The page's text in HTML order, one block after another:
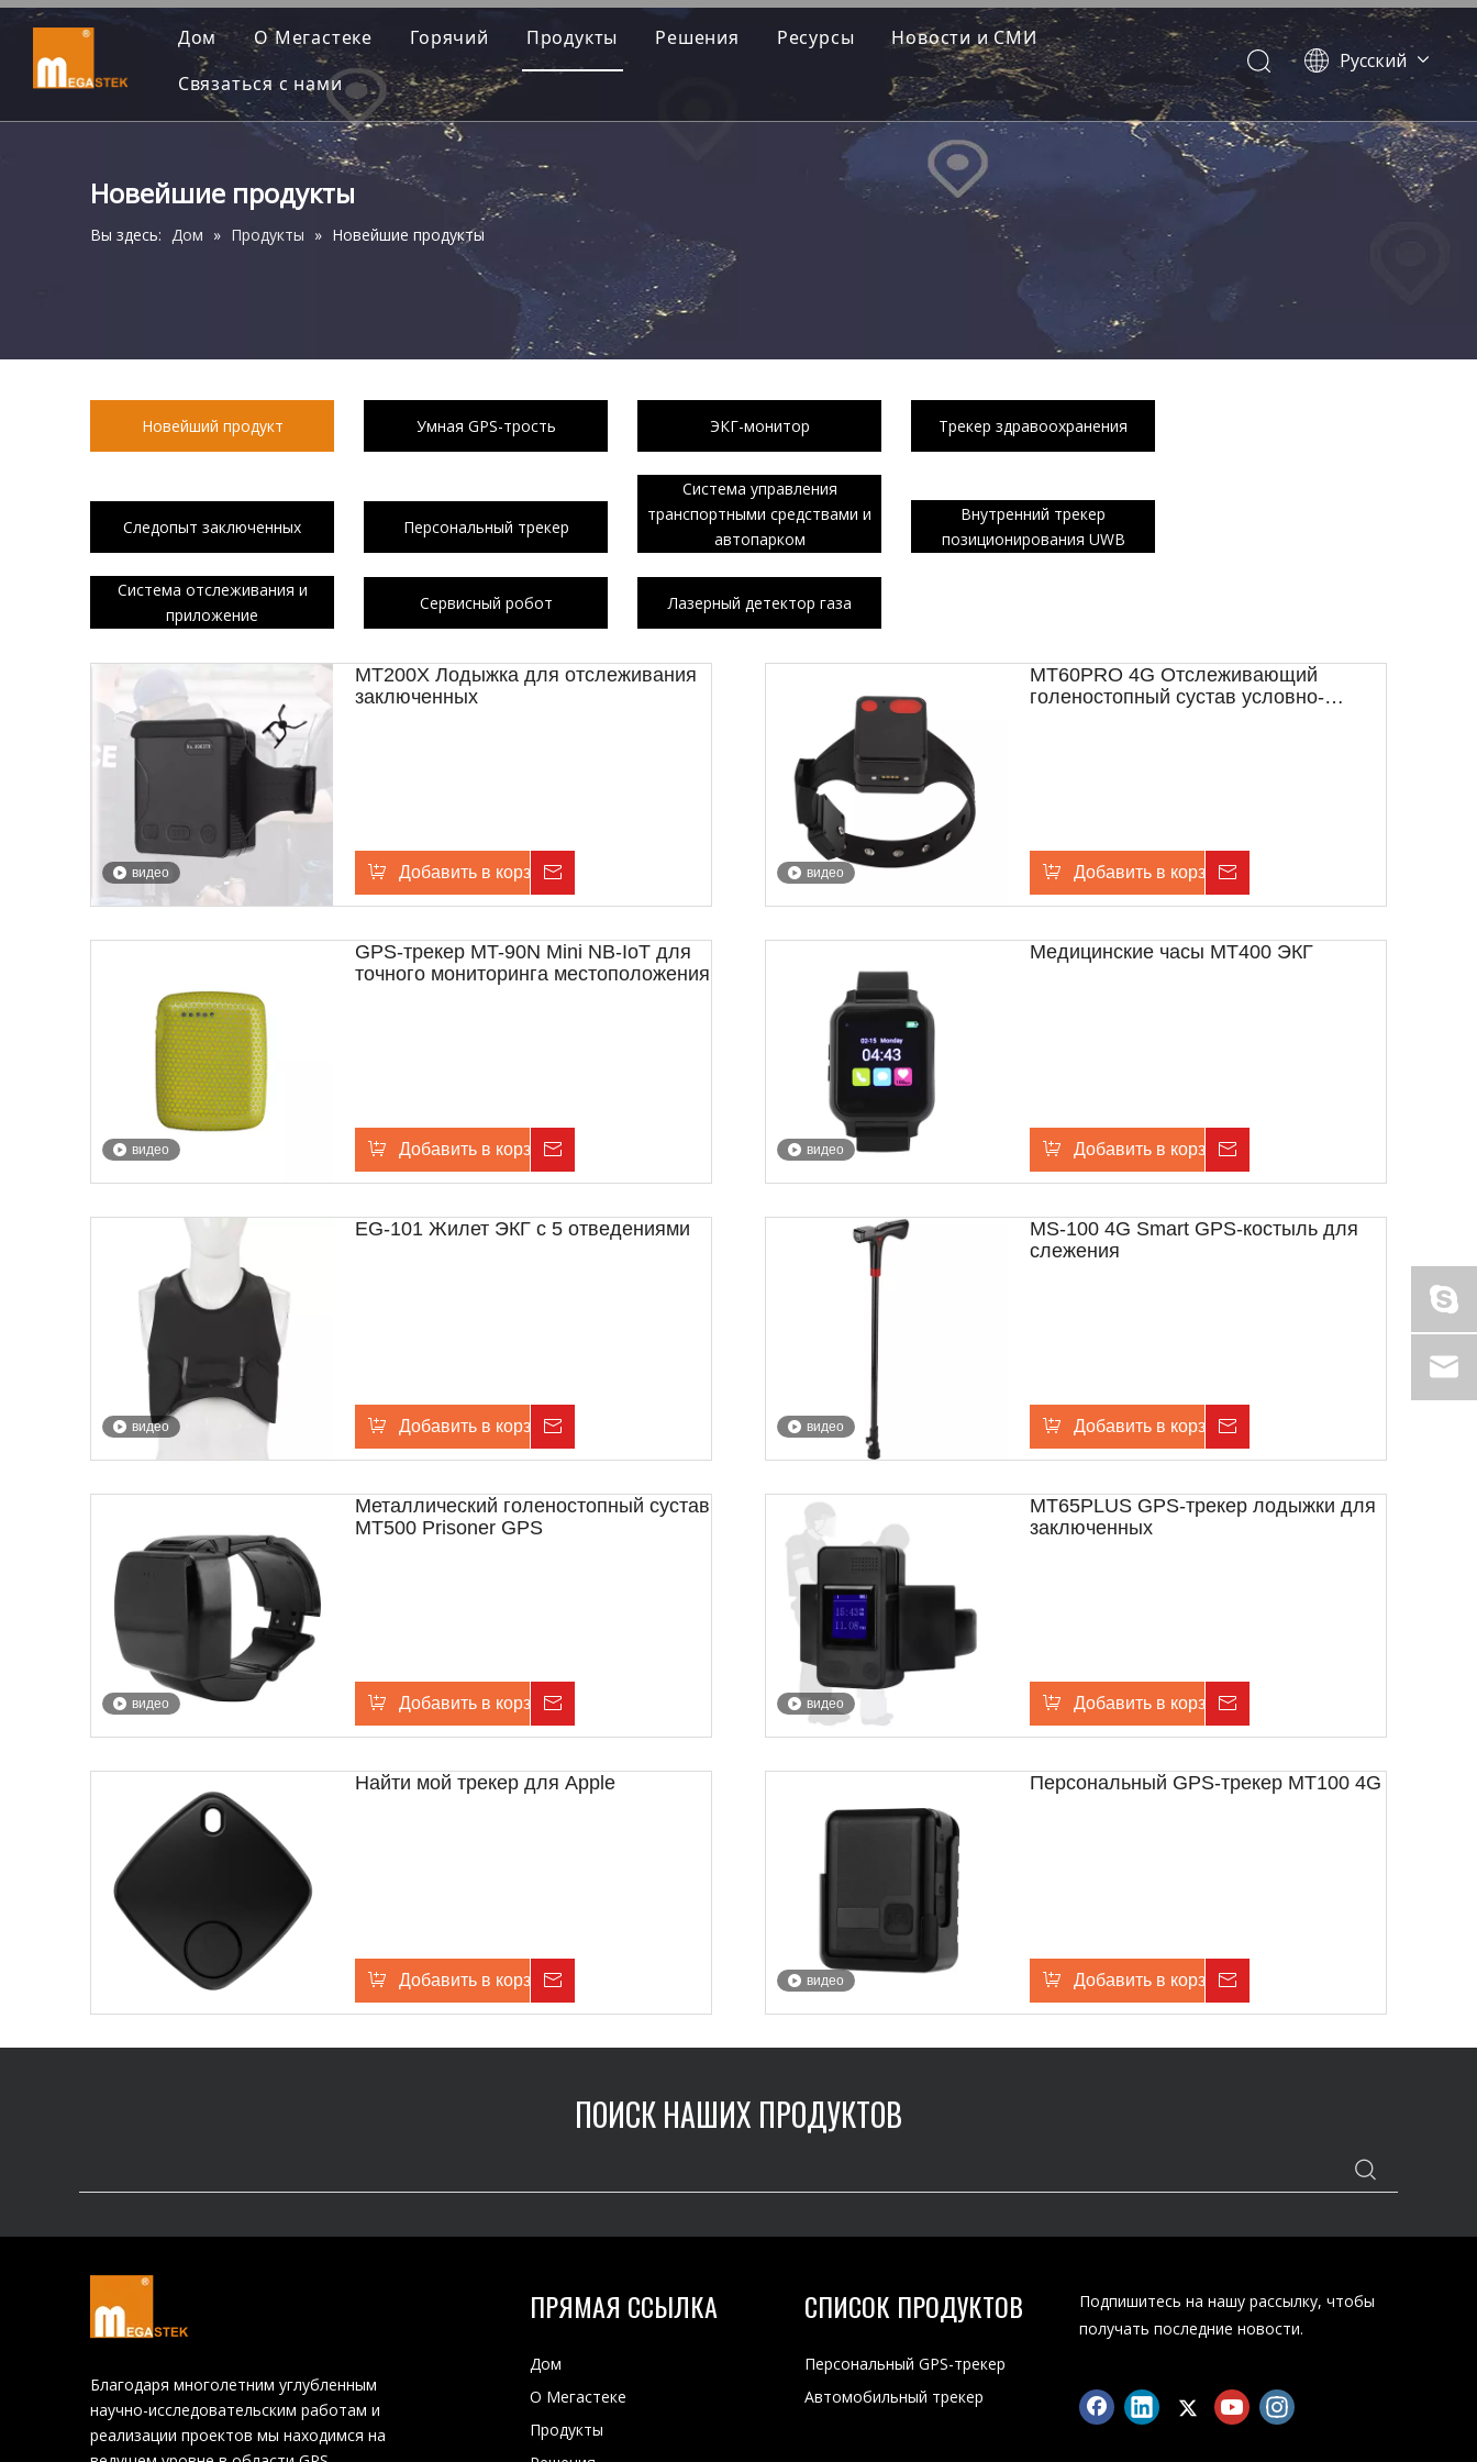
Дом О Мегастеке Горячий Продукты Решения Ресурсы
Новости и СМИ
Связаться с нами
Pусский
Dansk
norsk språk
한국어
Новейшие продукты
Вы здесь: Дом » Продукты » Новейшие продукты
Новейший продукт Умная GPS-трость ЭКГ-монитор Трекер здравоохранения
Следопыт заключенных Персональный трекер
Система управления
транспортными средствами и
автопарком
Внутренний трекер
позиционирования UWB
Система отслеживания и
приложение
Сервисный робот Лазерный детектор газа
видео
MT200X Лодыжка для отслеживания
заключенных
Добавить в корзину видео
MT60PRO 4G Отслеживающий
голеностопный сустав условно-
Добавить в корзину
видео
GPS-трекер MT-90N Mini NB-IoT для
точного мониторинга местоположения
Добавить в корзину видео
Медицинские часы MT400 ЭКГ
Добавить в корзину
видео
EG-101 Жилет ЭКГ с 5 отведениями
Добавить в корзину видео
MS-100 4G Smart GPS-костыль для
слежения
Добавить в корзину
видео
Металлический голеностопный сустав
MT500 Prisoner GPS
Добавить в корзину видео
MT65PLUS GPS-трекер лодыжки для
заключенных
Добавить в корзину
Найти мой трекер для Apple
Добавить в корзину видео
Персональный GPS-трекер MT100 4G
Добавить в корзину
ПОИСК НАШИХ ПРОДУКТОВ
Благодаря многолетним углубленным
научно-исследовательским работам и
реализации проектов мы находимся на
ПРЯМАЯ ССЫЛКА СПИСОК ПРОДУКТОВ
Дом
О Мегастеке
Продукты
Персональный GPS-трекер
Автомобильный трекер
Подпишитесь на нашу рассылку, чтобы
получать последние новости.